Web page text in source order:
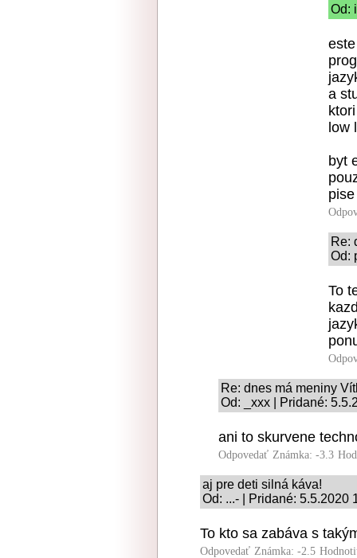
Od:
a
low
byt
Re:
Od:
To
Re: dnes má meniny
Od: _xxx | Pridané:
ani to skurvene
Odpovedať Známka: -3.3
aj pre deti silná káva!
Od: ...- | Pridané: 5.5.2020
To kto sa zabáva s
Odpovedať Známka: -2.5